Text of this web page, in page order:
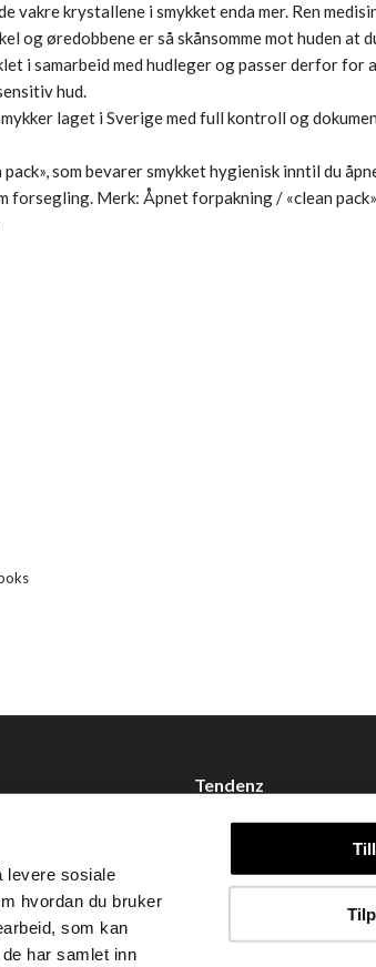
levere sosiale
hvordan du bruker
som kan
har samlet inn
vakre krystallene i smykket enda mer. Ren
og øredobbene er så skånsomme mot huden at
i samarbeid med hudleger og passer derfor for
hud.
laget i Sverige med full kontroll og
pack», som bevarer smykket hygienisk inntil du
forsegling. Merk: Åpnet forpakning / «clean
Tendenz
Handle hos oss